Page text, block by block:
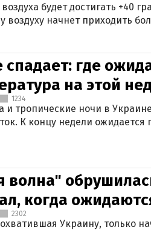
будет достигать +40
воздуху начнет приходить
где
на этой
1234
и тропические ночи в
К концу недели
когда
2302
Украину, только